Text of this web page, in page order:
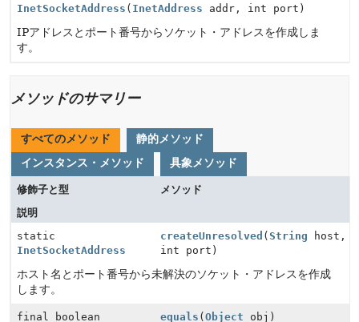
InetSocketAddress ( InetAddress addr, int port)
IPアドレスとポート番号からソケット・アドレスを作成しま
す。
メソッドのサマリー
すべてのメソッド
静的メソッド
インスタンス・メソッド
具象メソッド
修飾子と型
メソッド
説明
static
InetSocketAddress
createUnresolved (String host,
int port)
ホスト名とポート番号から未解決のソケット・アドレスを作成
します。
final boolean equals (Object obj)